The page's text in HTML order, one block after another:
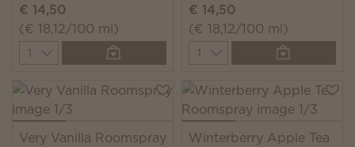
€ 14,50
(€ 18,12/100 ml)
Quantity
€ 14,50
(€ 18,12/100 ml)
Quantity
Very Vanilla Roomspray
Winterberry Apple Tea